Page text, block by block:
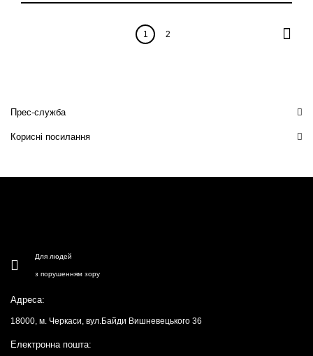
1 2
Прес-служба
Корисні посилання
Для людей
з порушенням зору
Адреса:
18000, м. Черкаси, вул.Байди Вишневецького 36
Електронна пошта: